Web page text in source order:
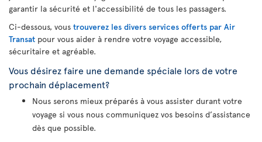
garantir la sécurité et l'accessibilité de tous les passagers.
Ci-dessous, vous trouverez les divers services offerts par Air
Transat pour vous aider à rendre votre voyage accessible,
sécuritaire et agréable.
Vous désirez faire une demande spéciale lors de votre
prochain déplacement?
Nous serons mieux préparés à vous assister durant votre
voyage si vous nous communiquez vos besoins d’assistance
dès que possible.